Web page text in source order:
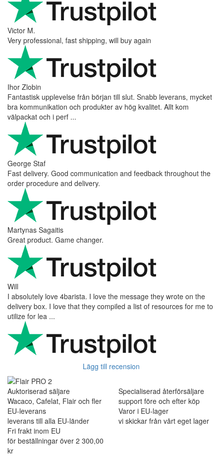
Victor M.
Very professional, fast shipping, will buy again
Ihor Zlobin
Fantastisk upplevelse från början till slut. Snabb leverans, mycket
bra kommunikation och produkter av hög kvalitet. Allt kom
välpackat och i perf ...
George Staf
Fast delivery. Good communication and feedback throughout the
order procedure and delivery.
Martynas Sagaitis
Great product. Game changer.
Will
I absolutely love 4barista. I love the message they wrote on the
delivery box. I love that they compiled a list of resources for me to
utilize for lea ...
Lägg till recension
Auktoriserad säljare
Wacaco, Cafelat, Flair och fler
Specialiserad återförsäljare
support före och efter köp
EU-leverans
leverans till alla EU-länder
Varor i EU-lager
vi skickar från vårt eget lager
Fri frakt inom EU
för beställningar över 2 300,00
kr